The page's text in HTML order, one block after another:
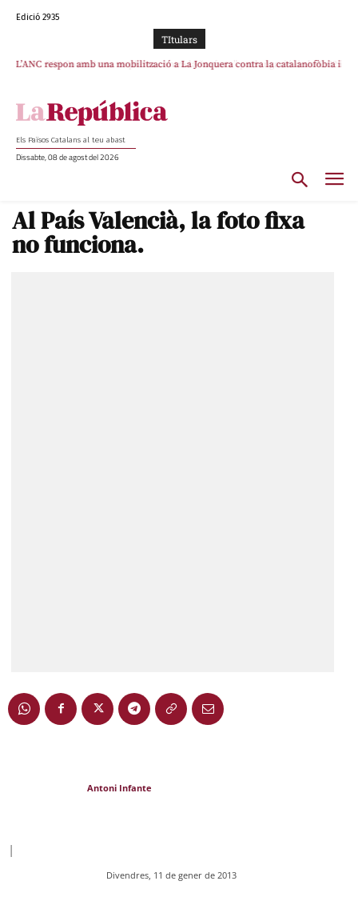
Edició 2935
TItulars
L’ANC respon amb una mobilització a La Jonquera contra la catalanofòbia i
SOS Costa Brava es planta contra la “nefasta” prolongació de la C-32 i
Els Països Catalans al teu abast
Dissabte, 08 de agost del 2026
Al País Valencià, la foto fixa
no funciona.
Antoni Infante
|
Divendres, 11 de gener de 2013